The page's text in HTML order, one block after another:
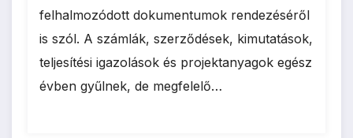
felhalmozódott dokumentumok rendezéséről
is szól. A számlák, szerződések, kimutatások,
teljesítési igazolások és projektanyagok egész
évben gyűlnek, de megfelelő…